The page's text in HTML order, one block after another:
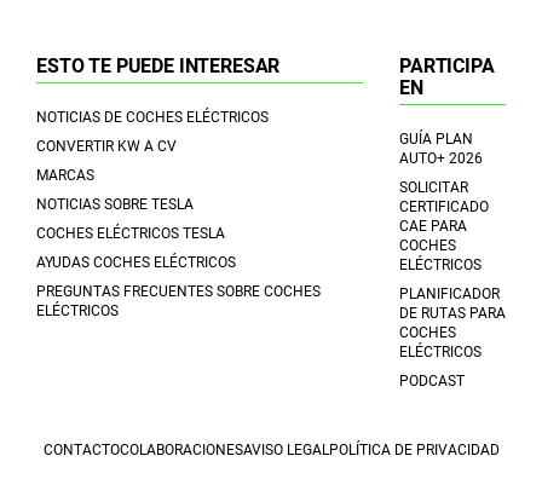
ESTO TE PUEDE INTERESAR
NOTICIAS DE COCHES ELÉCTRICOS
CONVERTIR KW A CV
MARCAS
NOTICIAS SOBRE TESLA
COCHES ELÉCTRICOS TESLA
AYUDAS COCHES ELÉCTRICOS
PREGUNTAS FRECUENTES SOBRE COCHES
ELÉCTRICOS
PARTICIPA
EN
GUÍA PLAN
AUTO+ 2026
SOLICITAR
CERTIFICADO
CAE PARA
COCHES
ELÉCTRICOS
PLANIFICADOR
DE RUTAS PARA
COCHES
ELÉCTRICOS
PODCAST
CONTACTOCOLABORACIONESAVISO LEGALPOLÍTICA DE PRIVACIDAD